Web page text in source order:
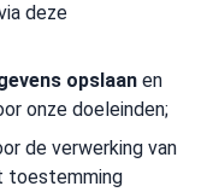
deze
opslaan en
onze doeleinden;
de verwerking van
toestemming